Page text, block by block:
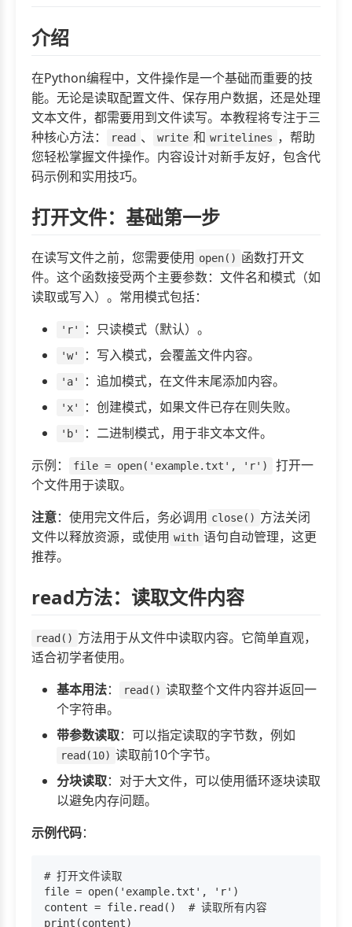
介绍
在Python编程中，文件操作是一个基础而重要的技
能。无论是读取配置文件、保存用户数据，还是处理
文本文件，都需要用到文件读写。本教程将专注于三
种核心方法：
read 、 write 和 writelines ，帮助
您轻松掌握文件操作。内容设计对新手友好，包含代
码示例和实用技巧。
打开文件：基础第一步
在读写文件之前，您需要使用 open() 函数打开文
件。这个函数接受两个主要参数：文件名和模式（如
读取或写入）。常用模式包括：
'r' ：只读模式（默认）。
'w' ：写入模式，会覆盖文件内容。
'a' ：追加模式，在文件末尾添加内容。
'x' ：创建模式，如果文件已存在则失败。
'b'
：二进制模式，用于非文本文件。
示例：
file = open('example.txt', 'r')
打开一
个文件用于读取。
注意：使用完文件后，务必调用 close() 方法关闭
文件以释放资源，或使用 with 语句自动管理，这更
推荐。
read方法：读取文件内容
read() 方法用于从文件中读取内容。它简单直观，
适合初学者使用。
基本用法： read() 读取整个文件内容并返回一
个字符串。
带参数读取：可以指定读取的字节数，例如
read(10) 读取前10个字节。
分块读取：对于大文件，可以使用循环逐块读取
以避免内存问题。
示例代码：
# 打开文件读取
file = open('example.txt', 'r')
content = file.read()  # 读取所有内容
print(content)